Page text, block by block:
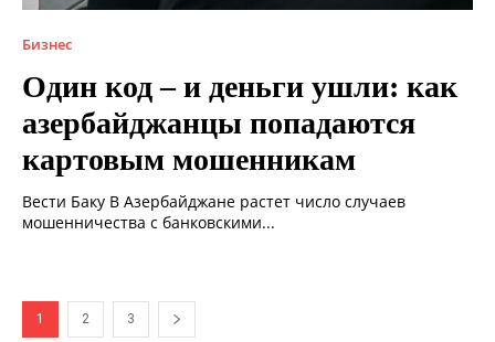
Бизнес
Один код – и деньги ушли: как
азербайджанцы попадаются
картовым мошенникам
Вести Баку В Азербайджане растет число случаев
мошенничества с банковскими...
1 2 3